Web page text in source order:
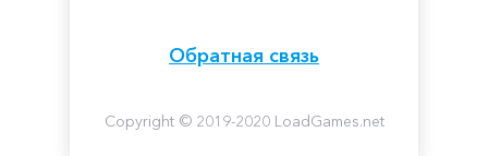
Обратная связь
Copyright © 2019-2020 LoadGames.net